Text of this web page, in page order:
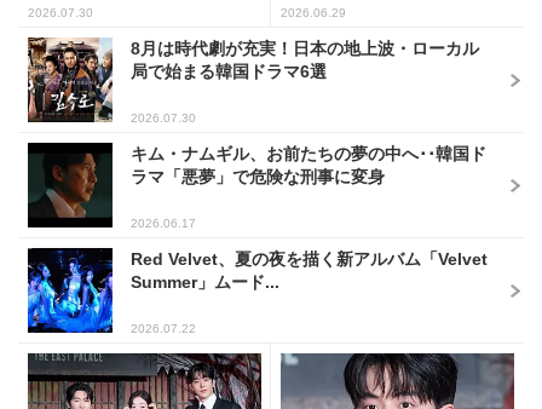
出席...
2026.07.30
語...
2026.06.29
8月は時代劇が充実！日本の地上波・ローカル
局で始まる韓国ドラマ6選
2026.07.30
キム・ナムギル、お前たちの夢の中へ･･韓国ド
ラマ「悪夢」で危険な刑事に変身
2026.06.17
Red Velvet、夏の夜を描く新アルバム「Velvet
Summer」ムード...
2026.07.22